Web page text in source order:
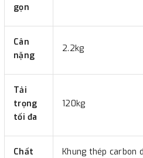
gọn
Cân
nặng
2.2kg
Tải
trọng
tối đa
120kg
Chất
Khung thép carbon